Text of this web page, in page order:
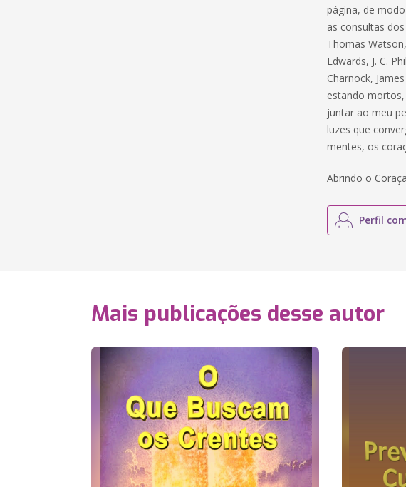
página, de
as consultas
Thomas
Edwards, J. C.
Charnock,
estando
juntar ao meu
luzes que
mentes, os
Abrindo o
Perfil
Mais publicações desse autor